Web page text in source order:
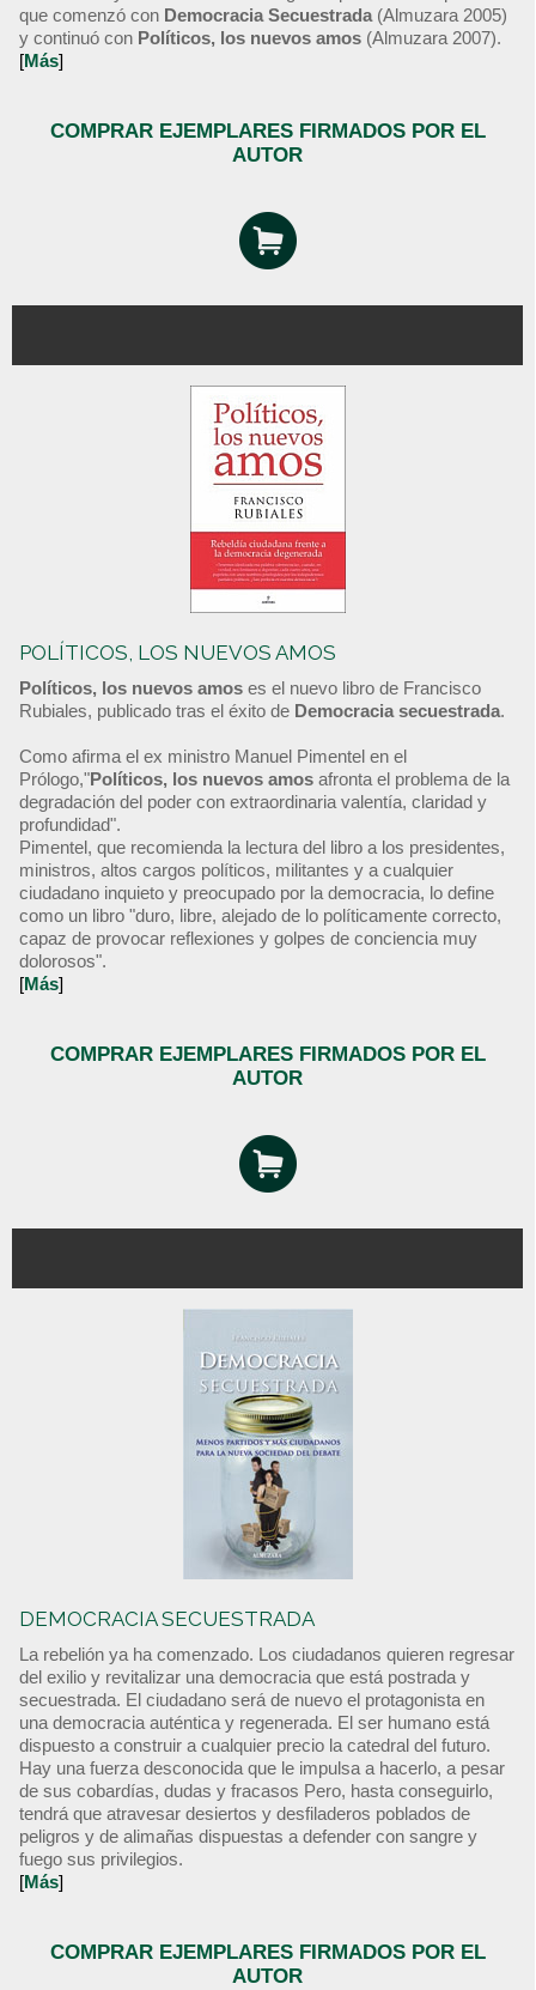
que comenzó con Democracia Secuestrada (Almuzara 2005)
y continuó con Políticos, los nuevos amos (Almuzara 2007).
[Más]
COMPRAR EJEMPLARES FIRMADOS POR EL
AUTOR
POLÍTICOS, LOS NUEVOS AMOS
Políticos, los nuevos amos es el nuevo libro de Francisco
Rubiales, publicado tras el éxito de Democracia secuestrada.
Como afirma el ex ministro Manuel Pimentel en el
Prólogo,"Políticos, los nuevos amos afronta el problema de la
degradación del poder con extraordinaria valentía, claridad y
profundidad".
Pimentel, que recomienda la lectura del libro a los presidentes,
ministros, altos cargos políticos, militantes y a cualquier
ciudadano inquieto y preocupado por la democracia, lo define
como un libro "duro, libre, alejado de lo políticamente correcto,
capaz de provocar reflexiones y golpes de conciencia muy
dolorosos".
[Más]
COMPRAR EJEMPLARES FIRMADOS POR EL
AUTOR
DEMOCRACIA SECUESTRADA
La rebelión ya ha comenzado. Los ciudadanos quieren regresar
del exilio y revitalizar una democracia que está postrada y
secuestrada. El ciudadano será de nuevo el protagonista en
una democracia auténtica y regenerada. El ser humano está
dispuesto a construir a cualquier precio la catedral del futuro.
Hay una fuerza desconocida que le impulsa a hacerlo, a pesar
de sus cobardías, dudas y fracasos Pero, hasta conseguirlo,
tendrá que atravesar desiertos y desfiladeros poblados de
peligros y de alimañas dispuestas a defender con sangre y
fuego sus privilegios.
[Más]
COMPRAR EJEMPLARES FIRMADOS POR EL
AUTOR